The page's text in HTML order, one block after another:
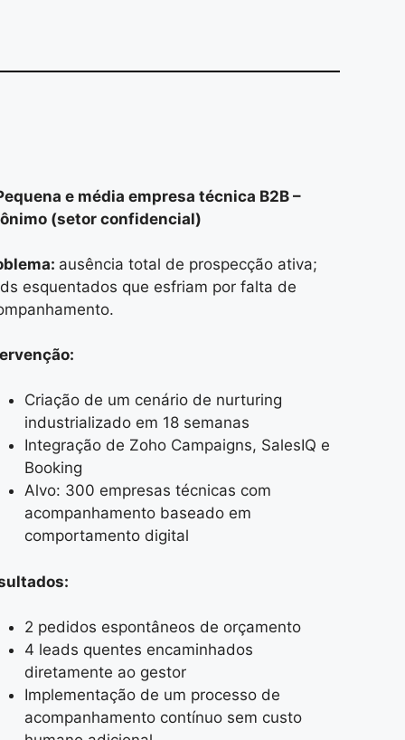
e média empresa técnica B2B –
(setor confidencial)
ausência total de prospecção ativa;
esquentados que esfriam por falta de
Criação de um cenário de nurturing
industrializado em 18 semanas
Integração de Zoho Campaigns, SalesIQ e
Booking
Alvo: 300 empresas técnicas com
acompanhamento baseado em
comportamento digital
2 pedidos espontâneos de orçamento
4 leads quentes encaminhados
diretamente ao gestor
Implementação de um processo de
acompanhamento contínuo sem custo